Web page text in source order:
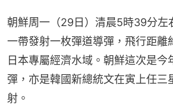
朝鮮周一（29日）清晨5時39分左
一帶發射一枚彈道導彈，飛行距離
日本專屬經濟水域。朝鮮這次是今
彈，亦是韓國新總統文在寅上任三
射。